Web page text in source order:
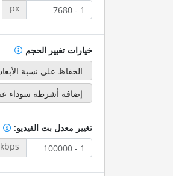
px
خيارات تغيير الحجم
تغيير معدل بت الفيديو:
kbps